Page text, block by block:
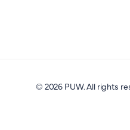
© 2026 PUW. All rights